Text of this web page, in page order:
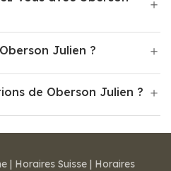
Julien ?
de Oberson Julien ?
| Horaires Suisse | Horaires